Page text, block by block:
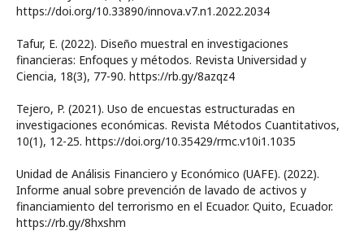
https://doi.org/10.33890/innova.v7.n1.2022.2034
Tafur, E. (2022). Diseño muestral en investigaciones
financieras: Enfoques y métodos. Revista Universidad y
Ciencia, 18(3), 77-90. https://rb.gy/8azqz4
Tejero, P. (2021). Uso de encuestas estructuradas en
investigaciones económicas. Revista Métodos Cuantitativos,
10(1), 12-25. https://doi.org/10.35429/rmc.v10i1.1035
Unidad de Análisis Financiero y Económico (UAFE). (2022).
Informe anual sobre prevención de lavado de activos y
financiamiento del terrorismo en el Ecuador. Quito, Ecuador.
https://rb.gy/8hxshm